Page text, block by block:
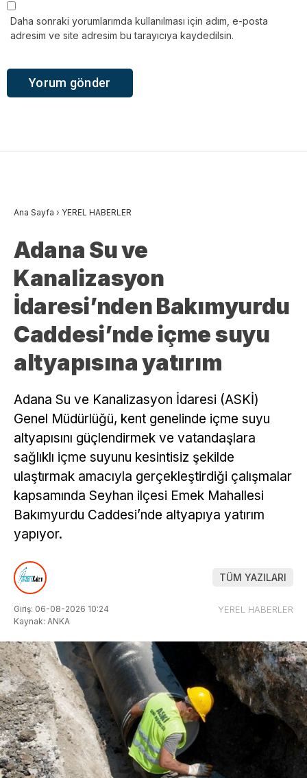
Daha sonraki yorumlarımda kullanılması için adım, e-posta
adresim ve site adresim bu tarayıcıya kaydedilsin.
Ana Sayfa › YEREL HABERLER
Adana Su ve
Kanalizasyon
İdaresi’nden Bakımyurdu
Caddesi’nde içme suyu
altyapısına yatırım
Adana Su ve Kanalizasyon İdaresi (ASKİ)
Genel Müdürlüğü, kent genelinde içme suyu
altyapısını güçlendirmek ve vatandaşlara
sağlıklı içme suyunu kesintisiz şekilde
ulaştırmak amacıyla gerçekleştirdiği çalışmalar
kapsamında Seyhan ilçesi Emek Mahallesi
Bakımyurdu Caddesi’nde altyapıya yatırım
yapıyor.
TÜM YAZILARI
Giriş: 06-08-2026 10:24
Kaynak: ANKA
YEREL HABERLER